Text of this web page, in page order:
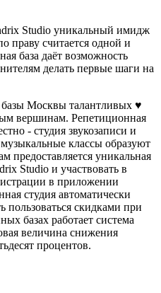
Studio уникальный имидж
праву считается одной и
база даёт возможность
делать первые шаги на
базы Москвы талантливых ♥
вершинам. Репетиционная
- студия звукозаписи и
классы образуют
предоставляется уникальная
Studio и участвовать в
в приложении
студия автоматически
пользоваться скидками при
базах работает система
величина снижения
процентов.